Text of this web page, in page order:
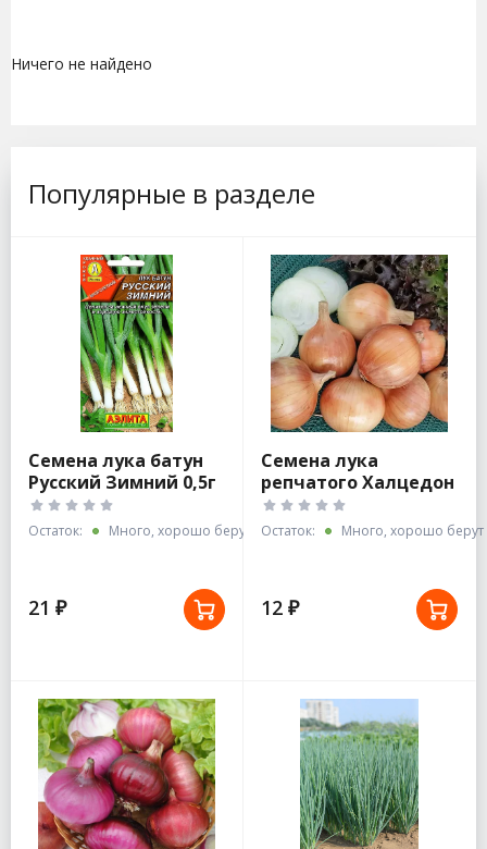
Ничего не найдено
Популярные в разделе
Семена лука батун
Русский Зимний 0,5г
Лидер
Остаток: Много, хорошо берут
21 ₽
Семена лука
репчатого Халцедон
белый пакет
Остаток: Много, хорошо берут
12 ₽